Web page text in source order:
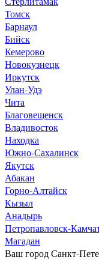
Томск
Барнаул
Бийск
Кемерово
Новокузнецк
Иркутск
Улан-Удэ
Чита
Благовещенск
Владивосток
Находка
Южно-Сахалинск
Якутск
Абакан
Горно-Алтайск
Кызыл
Анадырь
Петропавловск-
Магадан
Ваш город Санкт-